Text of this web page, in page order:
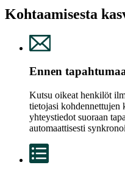
Kohtaamisesta
Ennen
Kutsu oikeat henkilöt
tietojasi kohdennettujen
yhteystiedot suoraan
automaattisesti